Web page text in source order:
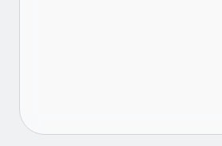
Время новостей